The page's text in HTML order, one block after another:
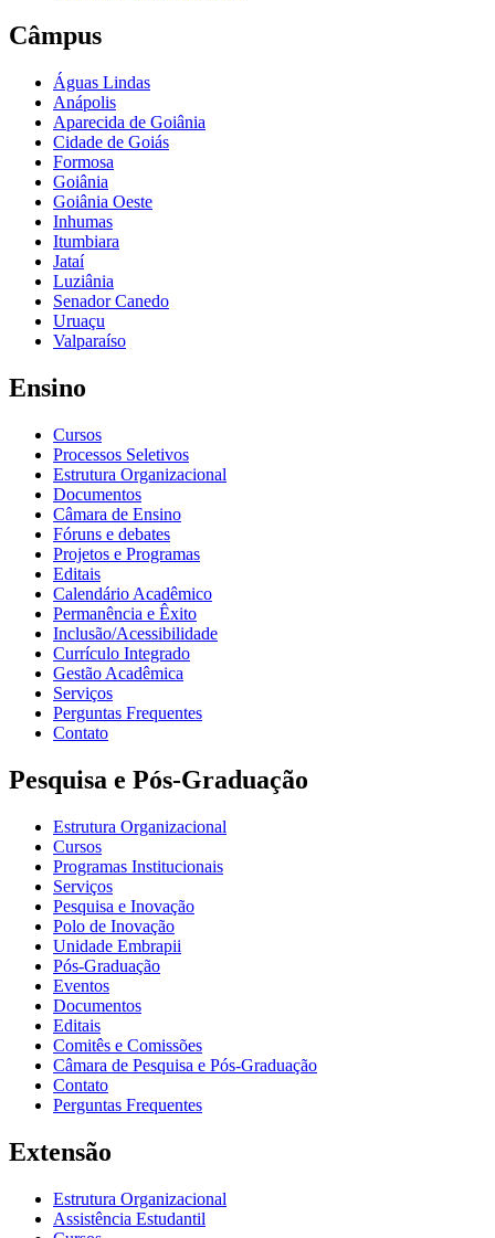
Câmpus
Águas Lindas
Anápolis
Aparecida de Goiânia
Cidade de Goiás
Formosa
Goiânia
Goiânia Oeste
Inhumas
Itumbiara
Jataí
Luziânia
Senador Canedo
Uruaçu
Valparaíso
Ensino
Cursos
Processos Seletivos
Estrutura Organizacional
Documentos
Câmara de Ensino
Fóruns e debates
Projetos e Programas
Editais
Calendário Acadêmico
Permanência e Êxito
Inclusão/Acessibilidade
Currículo Integrado
Gestão Acadêmica
Serviços
Perguntas Frequentes
Contato
Pesquisa e Pós-Graduação
Estrutura Organizacional
Cursos
Programas Institucionais
Serviços
Pesquisa e Inovação
Polo de Inovação
Unidade Embrapii
Pós-Graduação
Eventos
Documentos
Editais
Comitês e Comissões
Câmara de Pesquisa e Pós-Graduação
Contato
Perguntas Frequentes
Extensão
Estrutura Organizacional
Assistência Estudantil